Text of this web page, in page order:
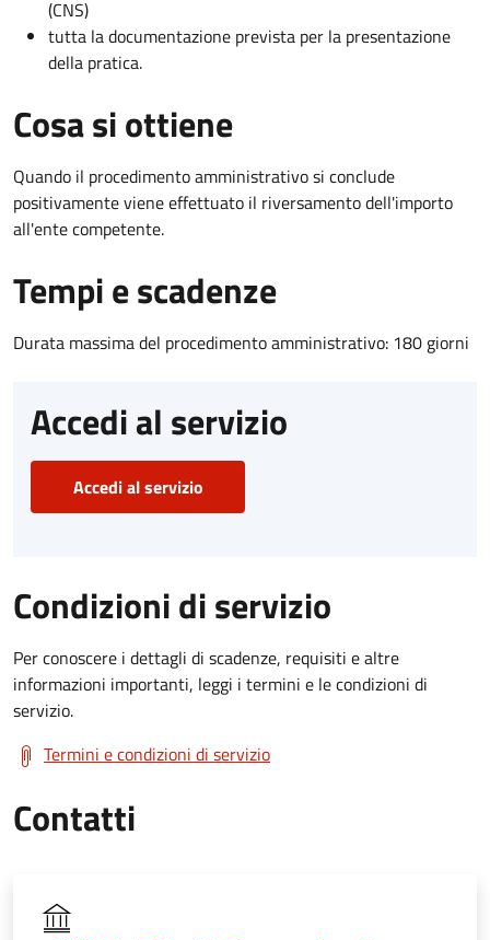
(CNS)
tutta la documentazione prevista per la presentazione
della pratica.
Cosa si ottiene
Quando il procedimento amministrativo si conclude
positivamente viene effettuato il riversamento dell'importo
all'ente competente.
Tempi e scadenze
Durata massima del procedimento amministrativo: 180 giorni
Accedi al servizio
Accedi al servizio
Condizioni di servizio
Per conoscere i dettagli di scadenze, requisiti e altre
informazioni importanti, leggi i termini e le condizioni di
servizio.
Termini e condizioni di servizio
Contatti